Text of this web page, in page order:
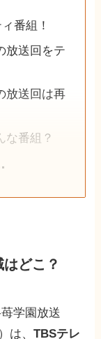
番組！
放送回をテ
放送回は再
な番組？
どこ？
学園放送
は、TBSテレ